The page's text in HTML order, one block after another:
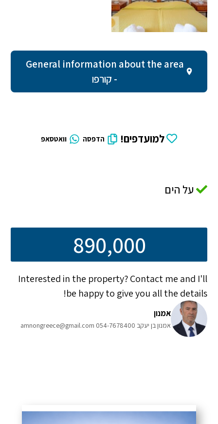
General information about the area
- קורפו
למועדפים! הדפסה וואטסאפ
על הים
890,000
Interested in the property? Contact me and I'll
be happy to give you all the details!
אמנון
אמנון בן יעקב 054-7678400 amnongreece@gmail.com